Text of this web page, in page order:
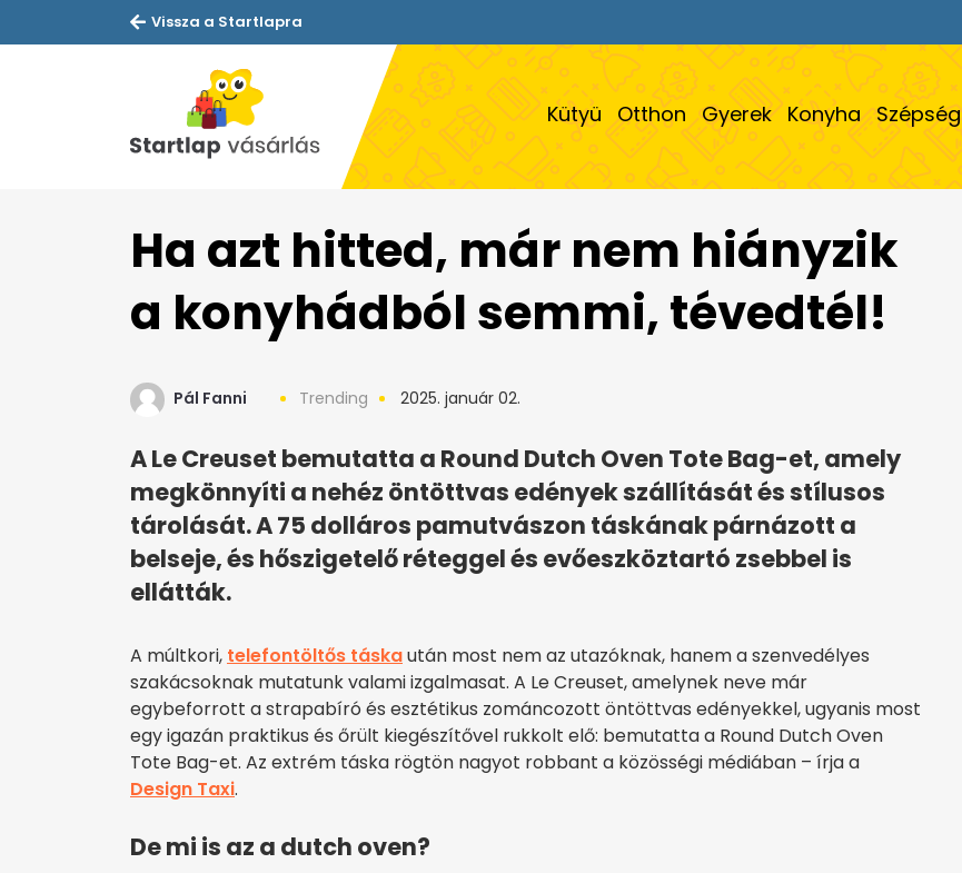
Vissza a Startlapra
Kütyü Otthon Gyerek Konyha Szépség
Ha azt hitted, már nem hiányzik
a konyhádból semmi, tévedtél!
Pál Fanni Trending 2025. január 02.
A Le Creuset bemutatta a Round Dutch Oven Tote Bag-et, amely
megkönnyíti a nehéz öntöttvas edények szállítását és stílusos
tárolását. A 75 dolláros pamutvászon táskának párnázott a
belseje, és hőszigetelő réteggel és evőeszköztartó zsebbel is
ellátták.
A múltkori, telefontöltős táskaután most nem az utazóknak, hanem a szenvedélyes
szakácsoknak mutatunk valami izgalmasat. A Le Creuset, amelynek neve már
egybeforrott a strapabíró és esztétikus zománcozott öntöttvas edényekkel, ugyanis most
egy igazán praktikus és őrült kiegészítővel rukkolt elő: bemutatta a Round Dutch Oven
Tote Bag-et. Az extrém táska rögtön nagyot robbant a közösségi médiában – írja a
Design Taxi.
De mi is az a dutch oven?